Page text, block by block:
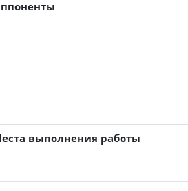
выполнения работы